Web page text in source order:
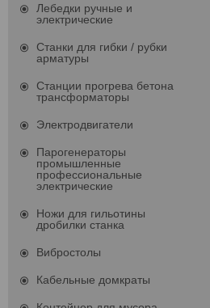
Лебедки ручные и
электрические
Станки для гибки / рубки
арматуры
Станции прогрева бетона
трансформаторы
Электродвигатели
Парогенераторы
промышленные
профессиональные
электрические
Ножи для гильотины
дробилки станка
Вибростолы
Кабельные домкраты